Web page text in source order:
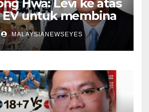
Hwa: Levi ke atas
untuk membina
satu
kekangan
kepada
】
MALAYSIANEWSEYES